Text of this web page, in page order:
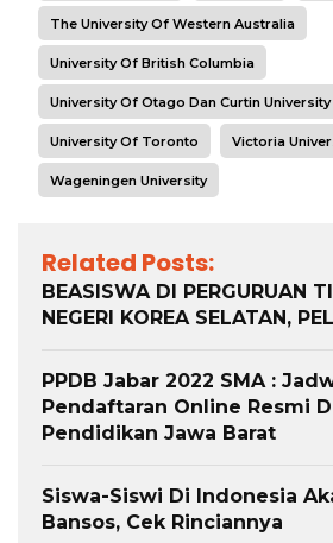
The University Of Western Australia
University Of British Columbia
University Of Otago Dan Curtin University
University Of Toronto Victoria
Wageningen University
Related Posts:
BEASISWA DI PERGURUAN
NEGERI KOREA SELATAN,
PPDB Jabar 2022 SMA :
Pendaftaran Online Resmi
Pendidikan Jawa Barat
Siswa-Siswi Di Indonesia
Bansos, Cek Rinciannya